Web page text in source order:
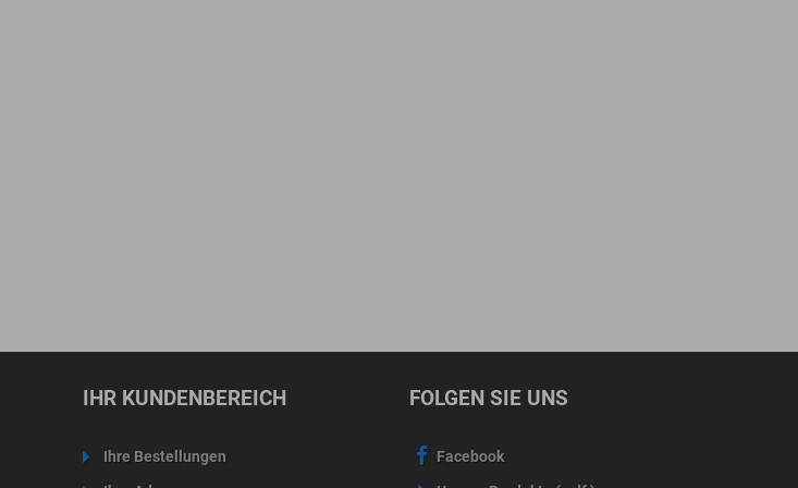
IHR KUNDENBEREICH
Ihre Bestellungen
FOLGEN SIE UNS
Facebook